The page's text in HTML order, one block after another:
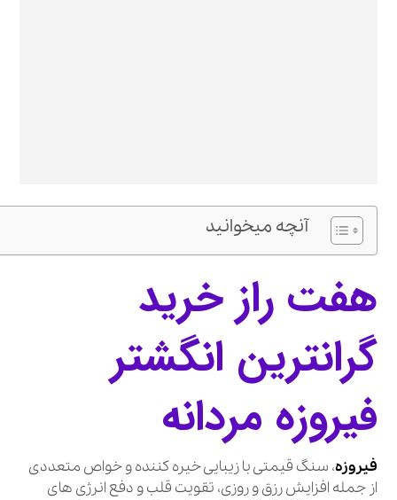
آنچه میخوانید
هفت راز خرید
گرانترین انگشتر
فیروزه مردانه
فیروزه، سنگ قیمتی با زیبایی خیره کننده و خواص متعددی
از جمله افزایش رزق و روزی، تقویت قلب و دفع انرژی های